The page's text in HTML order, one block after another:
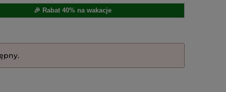
🎉 Rabat 40% na wakacje